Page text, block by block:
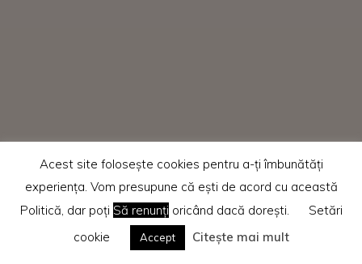
HomeRecenzii cărti
Acest site folosește cookies pentru a-ți îmbunătăți
experiența. Vom presupune că ești de acord cu această
Politică, dar poți Să renunți oricând dacă dorești.
Setări
cookie
Accept Citește mai mult